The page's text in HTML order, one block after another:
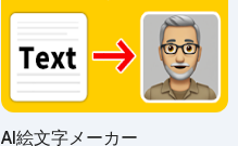
AI絵文字メーカー